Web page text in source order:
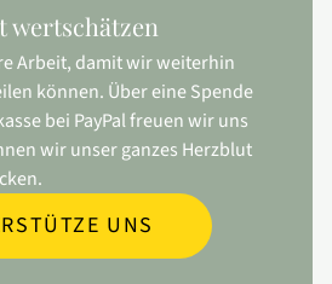
wertschätzen
Arbeit, damit wir weiterhin
können. Über eine Spende
bei PayPal freuen wir uns
wir unser ganzes Herzblut
UNS